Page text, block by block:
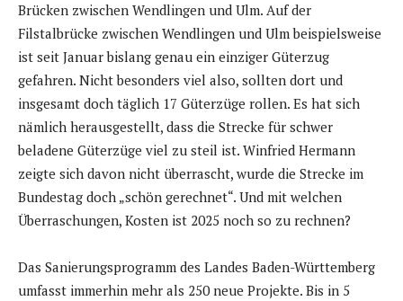
Brücken zwischen Wendlingen und Ulm. Auf der
Filstalbrücke zwischen Wendlingen und Ulm beispielsweise
ist seit Januar bislang genau ein einziger Güterzug
gefahren. Nicht besonders viel also, sollten dort und
insgesamt doch täglich 17 Güterzüge rollen. Es hat sich
nämlich herausgestellt, dass die Strecke für schwer
beladene Güterzüge viel zu steil ist. Winfried Hermann
zeigte sich davon nicht überrascht, wurde die Strecke im
Bundestag doch „schön gerechnet“. Und mit welchen
Überraschungen, Kosten ist 2025 noch so zu rechnen?
Das Sanierungsprogramm des Landes Baden-Württemberg
umfasst immerhin mehr als 250 neue Projekte. Bis in 5